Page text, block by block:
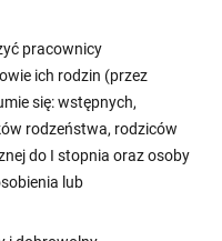
pracownicy
ich rodzin (przez
się: wstępnych,
rodzeństwa, rodziców
do I stopnia oraz osoby
lub